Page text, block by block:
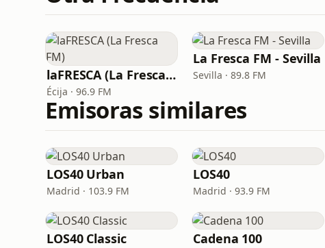
laFRESCA (La Fresca FM)
Écija · 96.9 FM
La Fresca FM - Sevilla
Sevilla · 89.8 FM
Emisoras similares
LOS40 Urban
Madrid · 103.9 FM
LOS40
Madrid · 93.9 FM
LOS40 Classic Cadena 100